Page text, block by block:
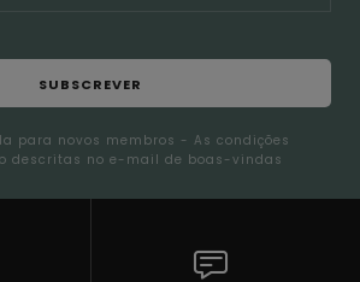
SUBSCREVER
para novos membros - As condições
descritas no e-mail de boas-vindas